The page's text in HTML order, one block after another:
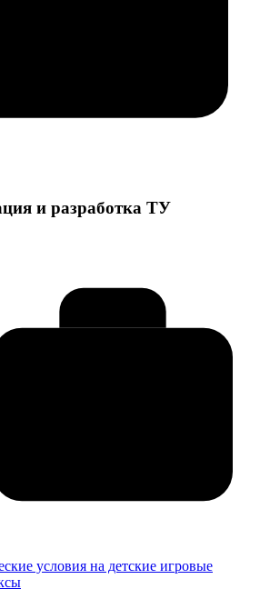
и разработка ТУ
условия на детские игровые